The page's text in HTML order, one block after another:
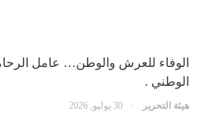
الوفاء للعرش والوطن… عامل
الوطني .
هيئة التحرير 30 يوليو, 2026